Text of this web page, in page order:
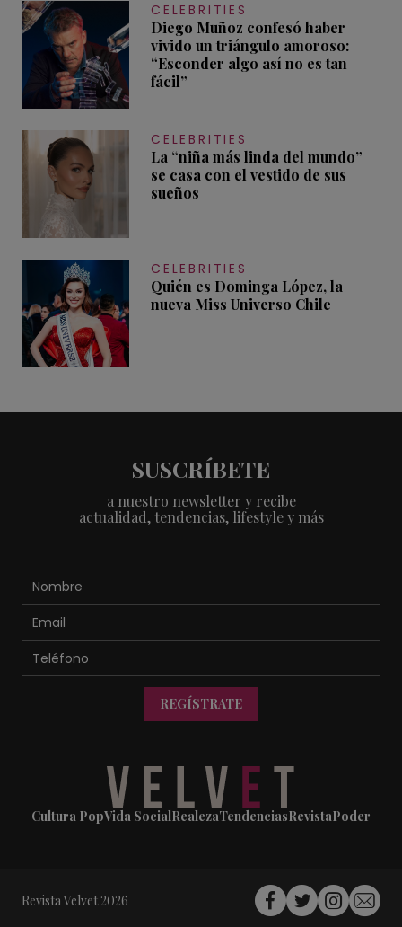
CELEBRITIES
Diego Muñoz confesó haber
vivido un triángulo amoroso:
“Esconder algo así no es tan
fácil”
CELEBRITIES
La “niña más linda del mundo”
se casa con el vestido de sus
sueños
CELEBRITIES
Quién es Dominga López, la
nueva Miss Universo Chile
SUSCRÍBETE
a nuestro newsletter y recibe
actualidad, tendencias, lifestyle y más
REGÍSTRATE
Cultura PopVida SocialRealezaTendenciasRevistaPoder
Revista Velvet 2026